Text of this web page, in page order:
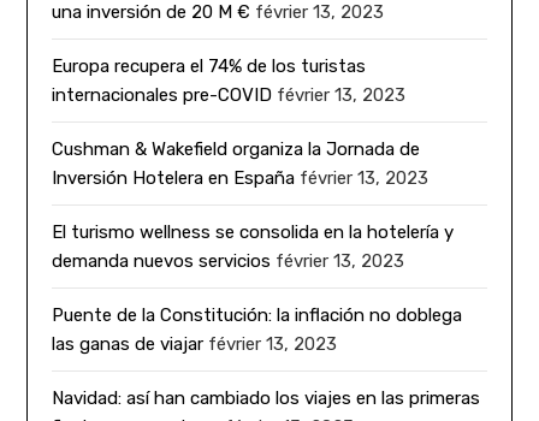
una inversión de 20 M € février 13, 2023
Europa recupera el 74% de los turistas
internacionales pre-COVID février 13, 2023
Cushman & Wakefield organiza la Jornada de
Inversión Hotelera en España février 13, 2023
El turismo wellness se consolida en la hotelería y
demanda nuevos servicios février 13, 2023
Puente de la Constitución: la inflación no doblega
las ganas de viajar février 13, 2023
Navidad: así han cambiado los viajes en las primeras